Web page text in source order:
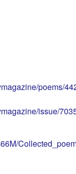
poems/
issue/